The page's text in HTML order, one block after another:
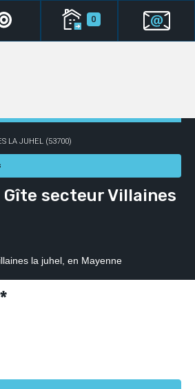
0
LA JUHEL (53700)
Gîte secteur Villaines
la juhel, en Mayenne